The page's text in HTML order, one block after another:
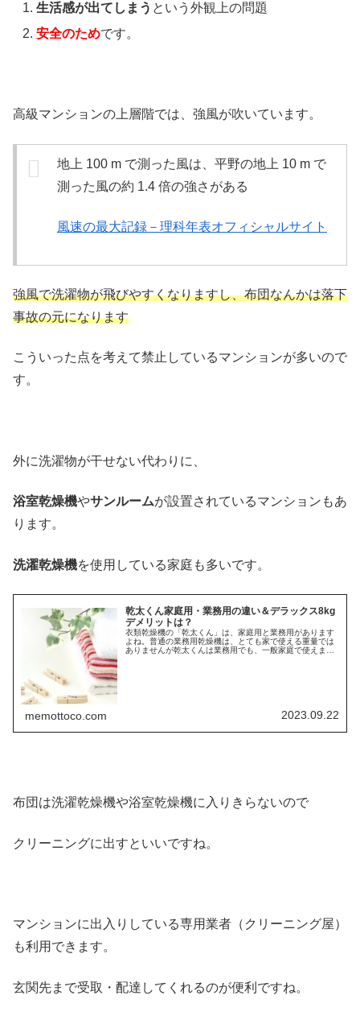
生活感が出てしまう という外観上の問題
安全のためです。
高級マンションの上層階では、強風が吹いています。
地上 100 m で測った風は、平野の地上 10 m で
測った風の約 1.4 倍の強さがある
風速の最大記録－理科年表オフィシャルサイト
強風で洗濯物が飛びやすくなりますし、布団なんかは落下
事故の元になります
こういった点を考えて禁止しているマンションが多いので
す。
外に洗濯物が干せない代わりに、
浴室乾燥機やサンルームが設置されているマンションもあ
ります。
洗濯乾燥機を使用している家庭も多いです。
乾太くん家庭用・業務用の違い＆デラックス8kg
デメリットは？
衣類乾燥機の「乾太くん」は、家庭用と業務用があります
よね。普通の業務用乾燥機は、とても家で使える重量では
ありませんが乾太くんは業務用でも、一般家庭で使えま
memottoco.com 2023.09.22
布団は洗濯乾燥機や浴室乾燥機に入りきらないので
クリーニングに出すといいですね。
マンションに出入りしている専用業者（クリーニング屋）
も利用できます。
玄関先まで受取・配達してくれるのが便利ですね。